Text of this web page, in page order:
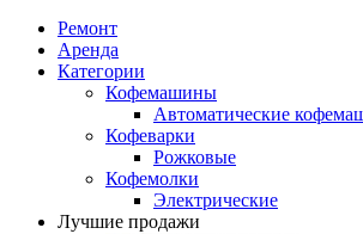
Ремонт
Аренда
Категории
Кофемашины
Автоматические
Кофеварки
Рожковые
Кофемолки
Электрические
Лучшие продажи